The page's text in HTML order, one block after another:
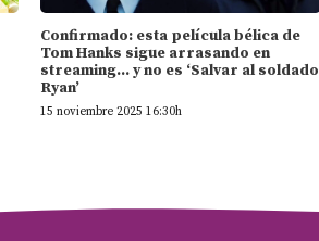
Confirmado: esta película bélica de
Tom Hanks sigue arrasando en
streaming… y no es ‘Salvar al soldado
Ryan’
15 noviembre 2025 16:30h